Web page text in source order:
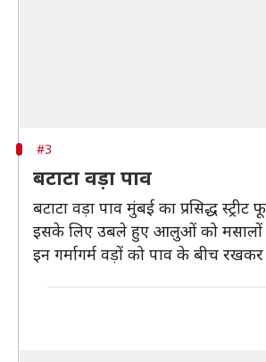
#3
बटाटा वड़ा पाव
बटाटा वड़ा पाव मुंबई का प्रसिद्ध
इसके लिए उबले हुए आलुओं को मसालों
इन गर्मागर्म वड़ों को पाव के बीच